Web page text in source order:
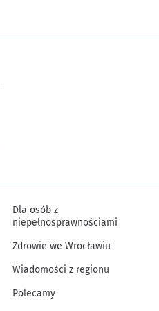
Dla osób z
niepełnosprawnościami
Zdrowie we Wrocławiu
Wiadomości z regionu
Polecamy